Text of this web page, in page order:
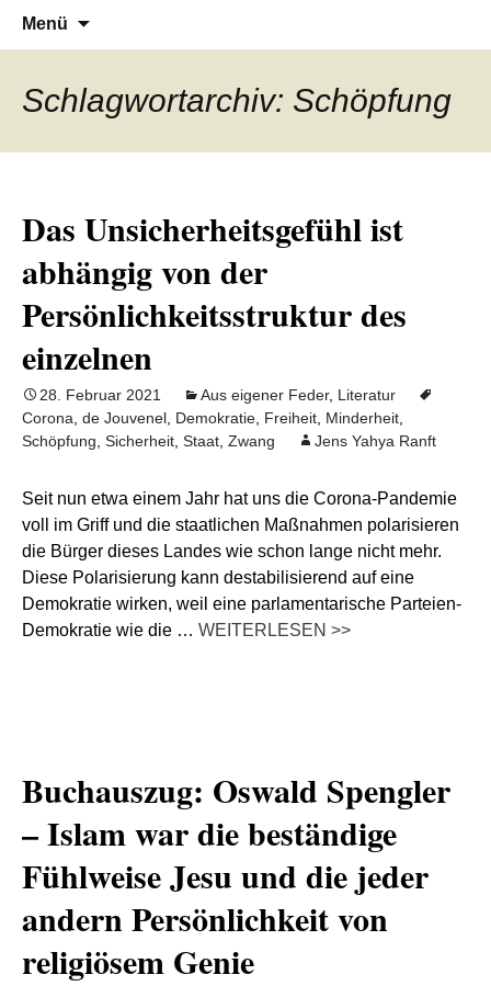
Al-Adala.de
Denn die Gerechtigkeit ist die Grundlage
von allem
Menü
Schlagwortarchiv: Schöpfung
Das Unsicherheitsgefühl ist
abhängig von der
Persönlichkeitsstruktur des
einzelnen
28. Februar 2021 Aus eigener Feder, Literatur
Corona de Jouvenel Demokratie Freiheit Minderheit
Schöpfung Sicherheit Staat Zwang Jens Yahya Ranft
Seit nun etwa einem Jahr hat uns die Corona-Pandemie
voll im Griff und die staatlichen Maßnahmen polarisieren
die Bürger dieses Landes wie schon lange nicht mehr.
Diese Polarisierung kann destabilisierend auf eine
Demokratie wirken, weil eine parlamentarische Parteien-
Demokratie wie die … WEITERLESEN >>
Buchauszug: Oswald Spengler
– Islam war die beständige
Fühlweise Jesu und die jeder
andern Persönlichkeit von
religiösem Genie